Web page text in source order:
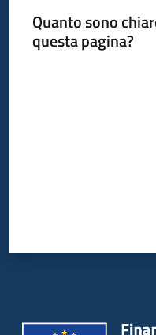
Informazioni
locali
Quanto sono
questa pagina?